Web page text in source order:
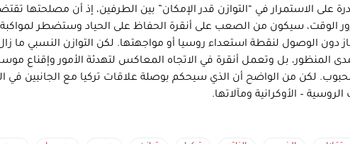
على الاستمرار في “التوازن قدر الإمكان” بين الطرفين، إذ أن مصلحتها
الوقت، سيكون من الصعب على أنقرة الحفاظ على الحياد وستضطر لمواكبة
دون الوصول لنقطة استعداء روسيا أو مواجهتها. لكن التوازن النسبي ما
المنظور، بل وتعمل أنقرة في الاتجاه المعاكس لتهدئة الأمور وإقناع
لكن من الواضح أن الذي سيحكم بوصلة علاقات تركيا مع الجانبين في
– الأوكرانية ومآلاتها.